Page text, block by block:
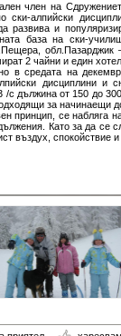
член на
алпийски
развива и
база на ски-
2 чайни и един
в средата на
дисциплини и
/с дължина от 150 до
за начинаещи
принцип, се набляга
Като за да се
въздух, спокойствие и